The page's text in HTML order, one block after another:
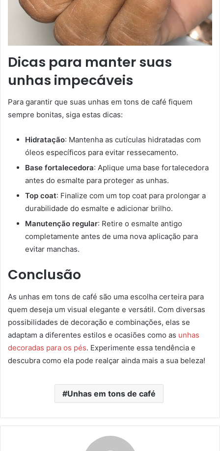
Dicas para manter suas
unhas impecáveis
Para garantir que suas unhas em tons de café fiquem
sempre bonitas, siga estas dicas:
Hidratação: Mantenha as cutículas hidratadas com
óleos específicos para evitar ressecamento.
Base fortalecedora: Aplique uma base fortalecedora
antes do esmalte para proteger as unhas.
Top coat: Finalize com um top coat para prolongar a
durabilidade do esmalte e adicionar brilho.
Manutenção regular: Retire o esmalte antigo
completamente antes de uma nova aplicação para
evitar manchas.
Conclusão
As unhas em tons de café são uma escolha certeira para
quem deseja um visual elegante e versátil. Com diversas
possibilidades de decoração e combinações, elas se
adaptam a diferentes estilos e ocasiões como as unhas
decoradas para os pés. Experimente essa tendência e
descubra como ela pode realçar ainda mais a sua beleza!
Unhas em tons de café